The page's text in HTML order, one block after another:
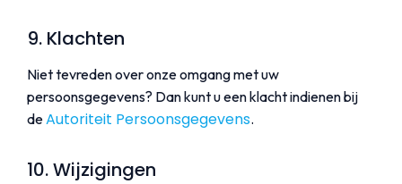
9. Klachten
Niet tevreden over onze omgang met uw
persoonsgegevens? Dan kunt u een klacht indienen bij
deAutoriteit Persoonsgegevens.
10. Wijzigingen